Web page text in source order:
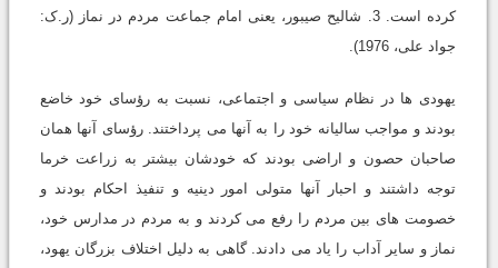
کرده است. 3. شالیح صیبور، یعنی امام جماعت مردم در نماز (ر.ک:
جواد علی، 1976).
یهودی ها در نظام سیاسی و اجتماعی، نسبت به رؤسای خود خاضع
بودند و مواجب سالیانه خود را به آنها می پرداختند. رؤسای آنها همان
صاحبان حصون و اراضی بودند که خودشان بیشتر به زراعت خرما
توجه داشتند و احبار آنها متولی امور دینیه و تنفیذ احکام بودند و
خصومت های بین مردم را رفع می کردند و به مردم در مدارس خود،
نماز و سایر آداب را یاد می دادند. گاهی به دلیل اختلاف بزرگان یهود،